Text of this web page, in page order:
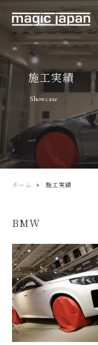
施工実績
Showcase
ホーム 施工実績
BMW